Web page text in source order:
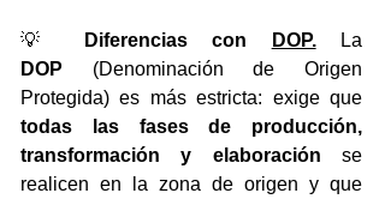
💡 Diferencias con DOP.
DOP (Denominación de Origen
todas las fases de producción,
transformación y elaboración se